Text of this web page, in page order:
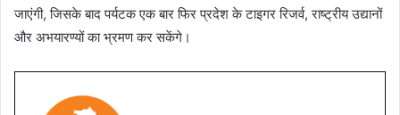
जाएंगी, जिसके बाद पर्यटक एक बार फिर प्रदेश के टाइगर रिजर्व, राष्ट्रीय उद्यानों
और अभयारण्यों का भ्रमण कर सकेंगे।